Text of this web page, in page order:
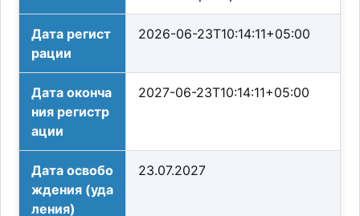
Дата регист
рации
2026-06-23T10:14:11+05:00
Дата оконча
ния регистр
ации
2027-06-23T10:14:11+05:00
Дата освобо
ждения (уда
ления)
23.07.2027